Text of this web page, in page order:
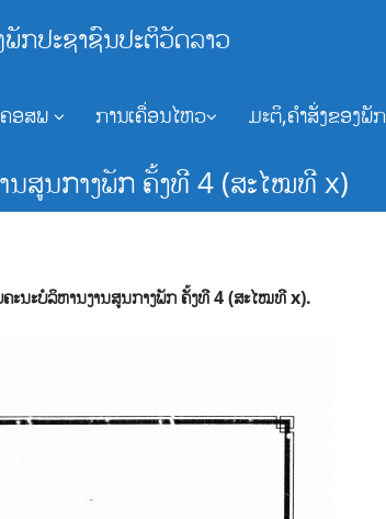
ກປະຊາຊົນປະຕິວັດລາວ
ອສພ ການເຄື່ອນໄຫວ ມະຕິ,ຄຳສັ່ງຂອງພັກ
ນສູນກາງພັກ ຄັ້ງທີ 4 (ສະໄໝທີ x)
ະນະບໍລິຫານງານສູນກາງພັກ ຄັ້ງທີ 4 (ສະໄໝທີ x).